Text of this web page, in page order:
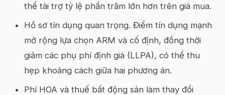
thể tài trợ tỷ lệ phần trăm lớn hơn trên giá mua.
Hồ sơ tín dụng quan trọng. Điểm tín dụng mạnh
mở rộng lựa chọn ARM và cố định, đồng thời
giảm các phụ phí định giá (LLPA), có thể thu
hẹp khoảng cách giữa hai phương án.
Phí HOA và thuế bất động sản làm thay đổi